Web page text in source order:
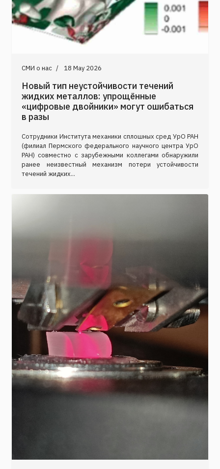
СМИ о нас 18 May 2026
Новый тип неустойчивости течений
жидких металлов: упрощённые
«цифровые двойники» могут ошибаться
в разы
Сотрудники Института механики сплошных сред УрО РАН
(филиал Пермского федерального научного центра УрО
РАН) совместно с зарубежными коллегами обнаружили
ранее неизвестный механизм потери устойчивости
течений жидких...